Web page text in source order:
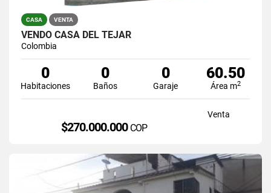
CASA VENTA
VENDO CASA DEL TEJAR
Colombia
0
Habitaciones
0
Baños
0
Garaje
60.50
Área m2
Venta
$270.000.000 COP